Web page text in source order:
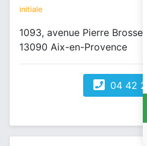
initiale
1093, avenue Pierre
13090 Aix-en-Provence
04 42